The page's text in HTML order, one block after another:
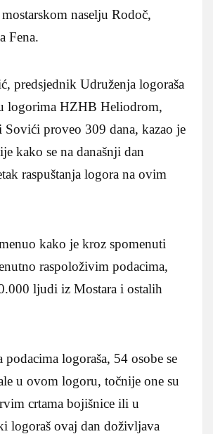
mostarskom naselju Rodoč,
Fena.
predsjednik Udruženja logoraša
logorima HZHB Heliodrom,
proveo 309 dana, kazao je
kako se na današnji dan
raspuštanja logora na ovim
kako je kroz spomenuti
raspoloživim podacima,
ljudi iz Mostara i ostalih
podacima logoraša, 54 osobe se
u ovom logoru, točnije one su
crtama bojišnice ili u
logoraš ovaj dan doživljava